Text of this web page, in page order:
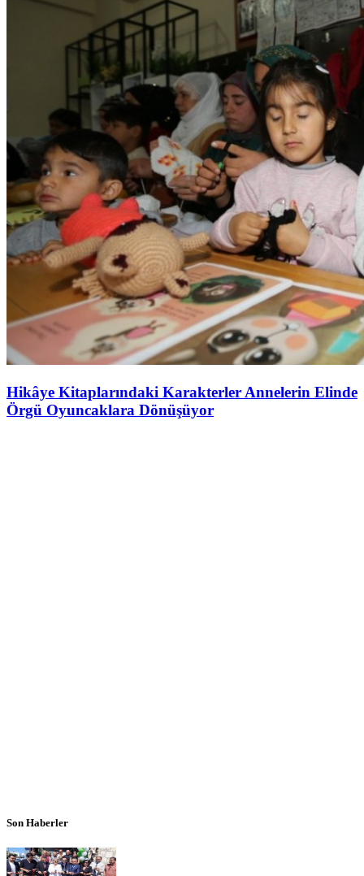
Hikâye Kitaplarındaki Karakterler Annelerin Elinde
Örgü Oyuncaklara Dönüşüyor
Son Haberler